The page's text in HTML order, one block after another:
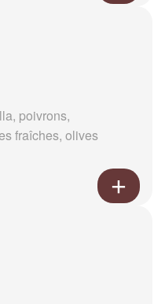
poivrons,
fraîches, olives